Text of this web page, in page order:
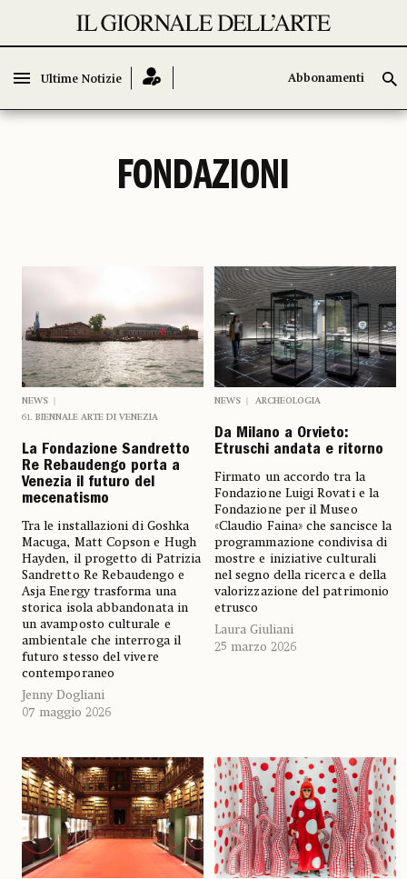
Ultime Notizie Abbonamenti
Ultime Notizie Abbonamenti
FONDAZIONI
NEWS
61. BIENNALE ARTE DI VENEZIA
La Fondazione Sandretto
Re Rebaudengo porta a
Venezia il futuro del
mecenatismo
Tra le installazioni di Goshka
Macuga, Matt Copson e Hugh
Hayden, il progetto di Patrizia
Sandretto Re Rebaudengo e
Asja Energy trasforma una
storica isola abbandonata in
un avamposto culturale e
ambientale che interroga il
futuro stesso del vivere
contemporaneo
Jenny Dogliani
07 maggio 2026
NEWS ARCHEOLOGIA
Da Milano a Orvieto:
Etruschi andata e ritorno
Firmato un accordo tra la
Fondazione Luigi Rovati e la
Fondazione per il Museo
«Claudio Faina» che sancisce la
programmazione condivisa di
mostre e iniziative culturali
nel segno della ricerca e della
valorizzazione del patrimonio
etrusco
Laura Giuliani
25 marzo 2026